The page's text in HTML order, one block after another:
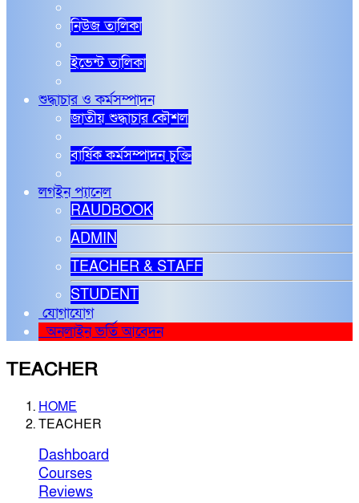
নিউজ তালিকা
ইভেন্ট তালিকা
শুদ্ধাচার ও কর্মসম্পাদন
জাতীয় শুদ্ধাচার কৌশল
বার্ষিক কর্মসম্পাদন চুক্তি
লগইন প্যানেল
RAUDBOOK
ADMIN
TEACHER & STAFF
STUDENT
যোগাযোগ
অনলাইন ভর্তি আবেদন
TEACHER
HOME
TEACHER
Dashboard
Courses
Reviews